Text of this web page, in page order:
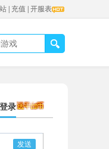
充值 开服表
录
发送